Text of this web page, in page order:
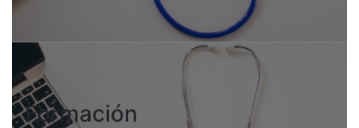
Formación